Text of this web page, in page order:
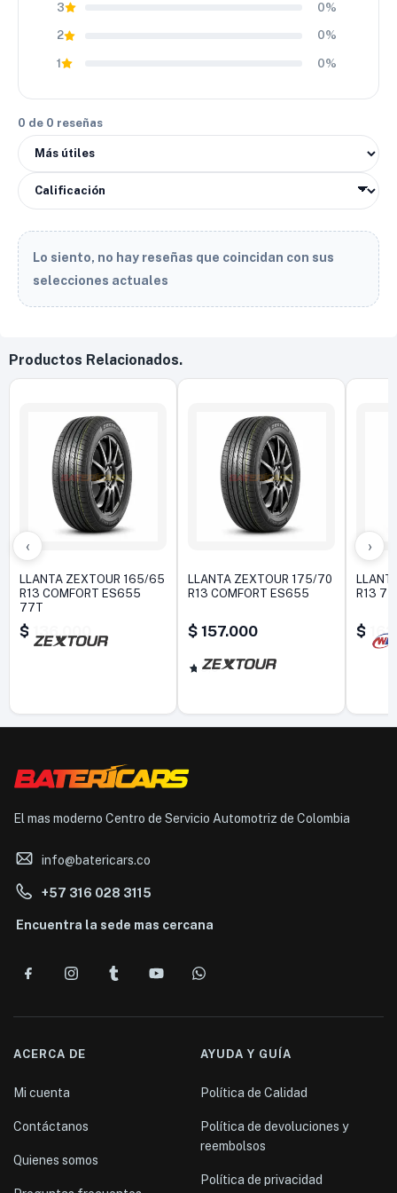
para quienes necesitan desempeño mixto sin pagar precios
elevados. Finalmente, su equilibrio entre tracción,
atractiva dentro del segmento All Terrain.
3 0%
2 0%
1 0%
0 de 0 reseñas
Lo siento, no hay reseñas que coincidan con sus
selecciones actuales
Productos Relacionados.
‹
LLANTA ZEXTOUR 165/65
R13 COMFORT ES655
77T
$
LLANTA ZEXTOUR 175/70
R13 COMFORT ES655
$ 157.000
5,0
R13
$
›
El mas moderno Centro de Servicio Automotriz de Colombia
info@batericars.co
+57 316 028 3115
Encuentra la sede mas cercana
ACERCA DE
Mi cuenta
Contáctanos
Quienes somos
AYUDA Y GUÍA
Política de Calidad
Política de devoluciones y
reembolsos
Política de privacidad